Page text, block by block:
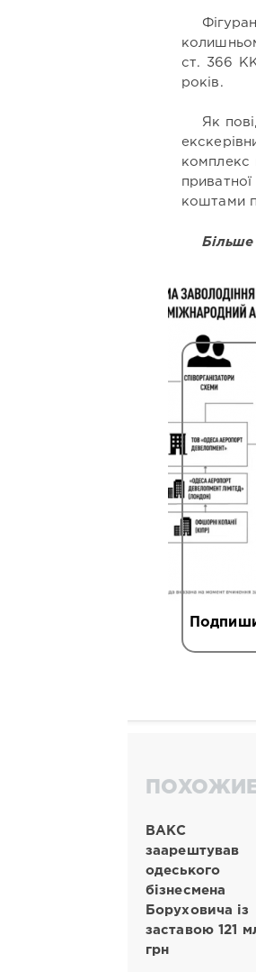
ст. 366
років.
Як
комплекс
коштами
Більше
ВАКС
заарештував
одеського
бізнесмена
Боруховича із
заставою 121
грн